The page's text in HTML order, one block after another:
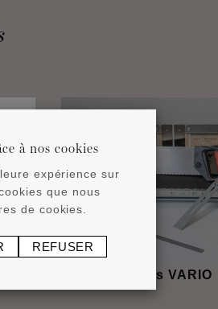
Boîte à onglets VARIO
à nos cookies
expérience sur
que nous
de cookies.
REFUSER